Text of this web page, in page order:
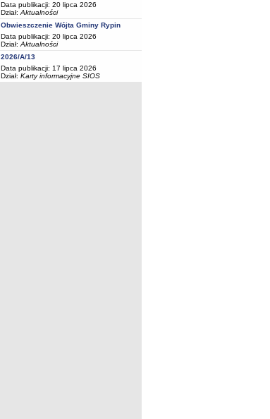
Data publikacji: 20 lipca 2026
Dział: Aktualności
Obwieszczenie Wójta Gminy Rypin
Data publikacji: 20 lipca 2026
Dział: Aktualności
2026/A/13
Data publikacji: 17 lipca 2026
Dział: Karty informacyjne SIOS